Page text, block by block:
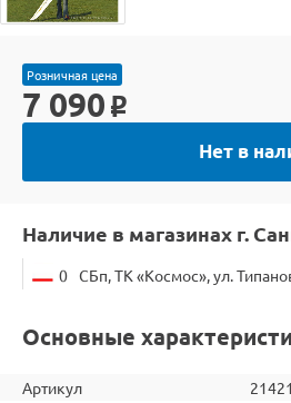
Розничная цена
7 090 o
Нет в
Наличие в магазинах г.
0 СБп, ТК «Космос», ул.
Основные
Артикул